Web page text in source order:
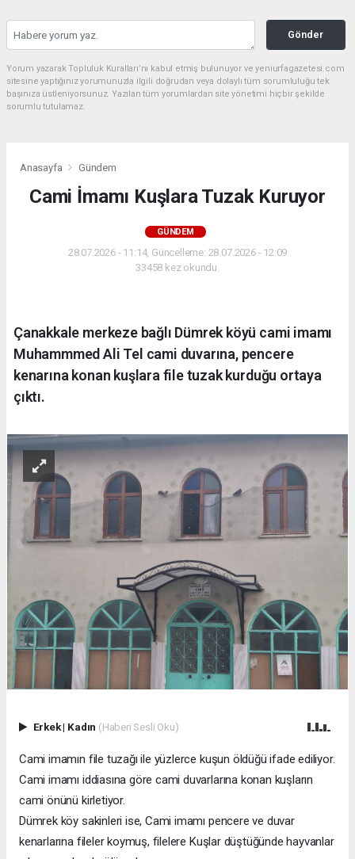
Gönder
Yorum yazarak Topluluk Kuralları’nı kabul etmiş bulunuyor ve yeniurfagazetesi.com
sitesine yaptığınız yorumunuzla ilgili doğrudan veya dolaylı tüm sorumluluğu tek
başınıza üstleniyorsunuz. Yazılan tüm yorumlardan site yönetimi hiçbir şekilde
sorumlu tutulamaz.
Anasayfa Gündem
Cami İmamı Kuşlara Tuzak Kuruyor
GÜNDEM
28.07.2026 - 11:14, Güncelleme: 28.07.2026 - 12:09
33458 kez okundu.
Çanakkale merkeze bağlı Dümrek köyü cami imamı
Muhammmed Ali Tel cami duvarına, pencere
kenarına konan kuşlara file tuzak kurduğu ortaya
çıktı.
Erkek| Kadın (Haberi Sesli Oku)
Cami imamın file tuzağı ile yüzlerce kuşun öldüğü ifade ediliyor.
Cami imamı iddiasına göre cami duvarlarına konan kuşların
cami önünü kirletiyor.
Dümrek köy sakinleri ise, Cami imamı pencere ve duvar
kenarlarına fileler koymuş, filelere Kuşlar düştüğünde hayvanlar